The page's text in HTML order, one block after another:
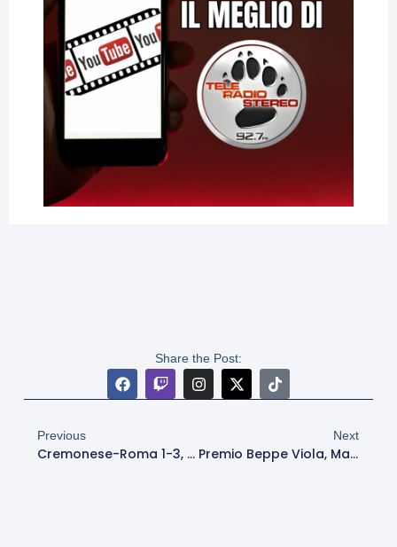
Share the Post:
Previous
Cremonese-Roma 1-3, Le Pagelle Dei Giallorossi: Wesley Inesauribile, Ferguson Prepotente
Next
Premio Beppe Viola, Mancini: “Siamo Primi Per Merito. Il Rinnovo? Ne Parleremo Al Momento Giusto”